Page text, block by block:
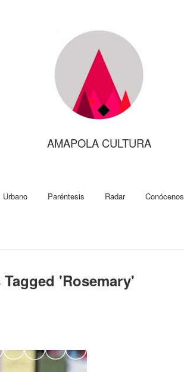
AMAPOLA CULTURA
Urbano Paréntesis Radar Conócenos
'Rosemary'